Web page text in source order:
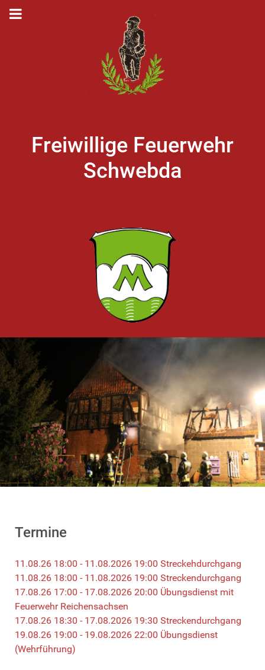
Freiwillige Feuerwehr
Schwebda
Termine
11.08.26 18:00 - 11.08.2026 19:00 Streckehdurchgang
11.08.26 18:00 - 11.08.2026 19:00 Streckendurchgang
17.08.26 17:00 - 17.08.2026 20:00 Übungsdienst mit
Feuerwehr Reichensachsen
17.08.26 18:30 - 17.08.2026 19:30 Streckendurchgang
19.08.26 19:00 - 19.08.2026 22:00 Übungsdienst
(Wehrführung)